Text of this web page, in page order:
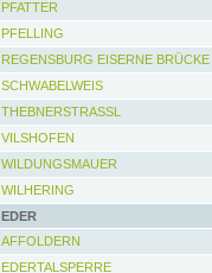
PFATTER
PFELLING
REGENSBURG EISERNE BRÜCKE
SCHWABELWEIS
THEBNERSTRASSL
VILSHOFEN
WILDUNGSMAUER
WILHERING
EDER
AFFOLDERN
EDERTALSPERRE